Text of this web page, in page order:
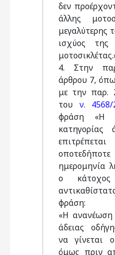
δεν
άλλης
μεγαλύτερης
ισχύος της
4. Στην
άρθρου 7,
με την παρ.
του ν.
φράση «Η
κατηγορίας
ημερομηνία
ο κάτοχος
φράση:
«Η ανανέωση
άδειας
να γίνεται
όμως πριν